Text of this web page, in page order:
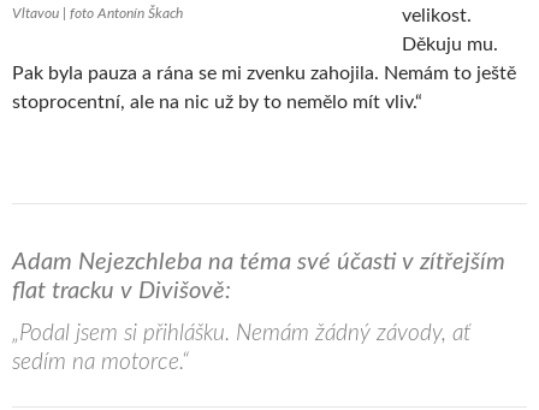
Vltavou | foto Antonín Škach
velikost.
Děkuju mu.
Pak byla pauza a rána se mi zvenku zahojila. Nemám to ještě
stoprocentní, ale na nic už by to nemělo mít vliv.“
Adam Nejezchleba na téma své účasti v zítřejším
flat tracku v Divišově:
„Podal jsem si přihlášku. Nemám žádný závody, ať
sedím na motorce.“